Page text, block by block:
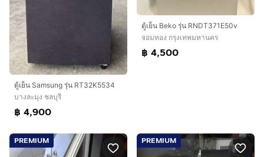
ตู้เย็น Samsung รุ่น RT32K5534
บางละมุง ชลบุรี
฿ 4,900
ตู้เย็น Beko รุ่น RNDT371E50v
จอมทอง กรุงเทพมหานคร
฿ 4,500
PREMIUM PREMIUM